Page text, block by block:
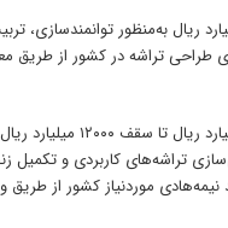
سقف ۲۰۰۰ میلیارد ریال به‌منظور
تراشه در کشور از طریق
۲. مازاد بر ۲۰۰۰ میلیارد
تراشه‌های کاربردی و تکمیل
موردنیاز کشور از